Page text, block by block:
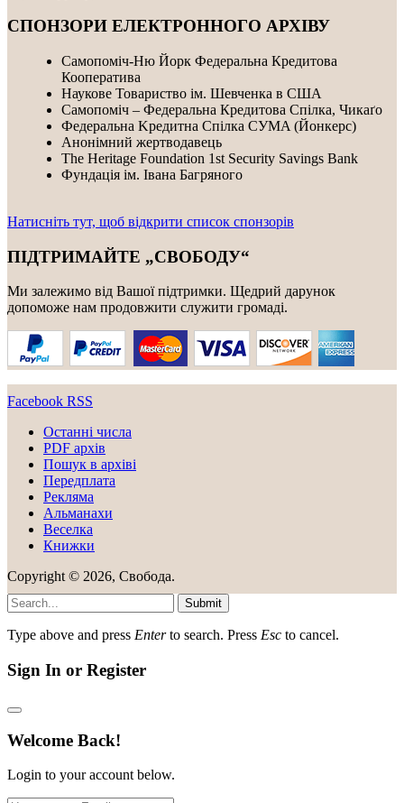
СПОНЗОРИ ЕЛЕКТРОННОГО АРХІВУ
Самопоміч-Ню Йорк Федеральна Кредитова
Кооператива
Наукове Товариство ім. Шевченка в США
Самопоміч – Федеральна Кредитова Спілка, Чикаґо
Федеральнa Kредитнa Спілка CУMA (Йонкерс)
Анонімний жертводавець
The Heritage Foundation 1st Security Savings Bank
Фундація ім. Івана Багряного
Натисніть тут, щоб відкрити список спонзорів
ПІДТРИМАЙТЕ „СВОБОДУ“
Ми залежимо від Вашої підтримки. Щедрий дарунок
допоможе нам продовжити служити громаді.
Facebook RSS
Останні числа
PDF архів
Пошук в архіві
Передплата
Рекляма
Альманахи
Веселка
Книжки
Copyright © 2026, Свобода.
Submit
Type above and press Enterto search. Press Esc to cancel.
Sign In or Register
Welcome Back!
Login to your account below.